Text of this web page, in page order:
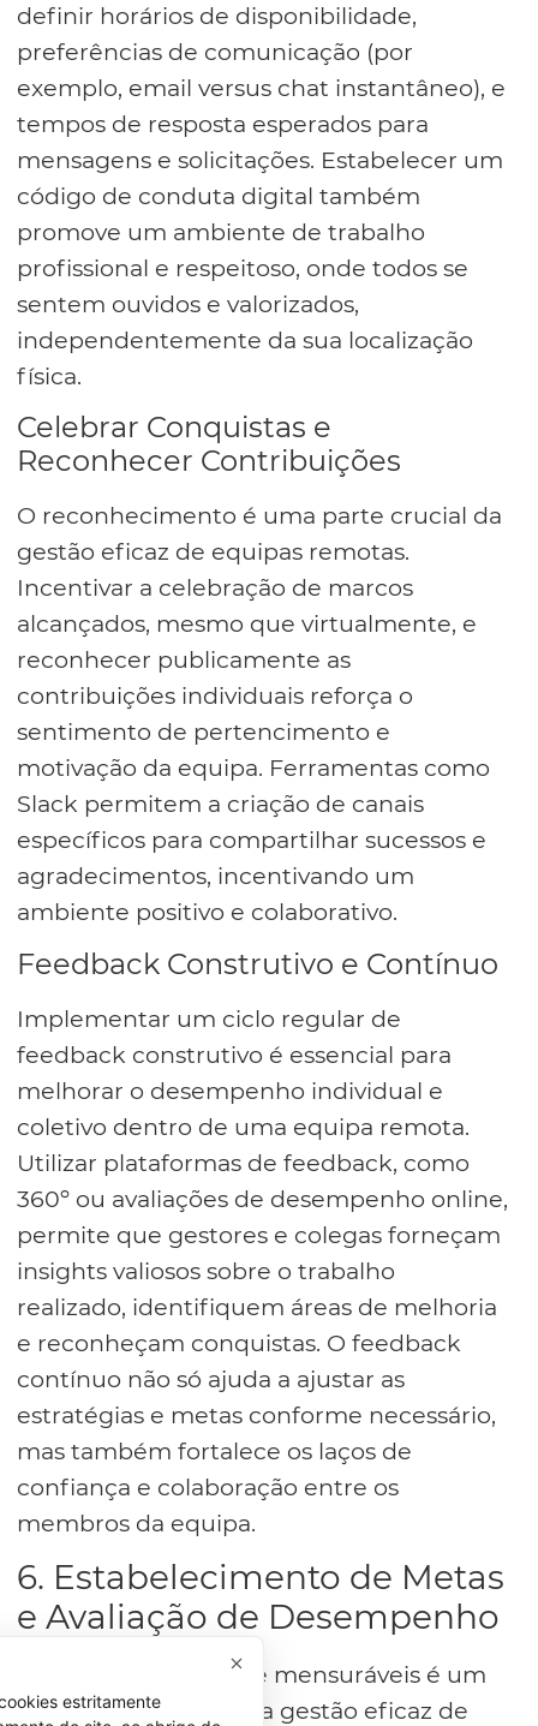
definir horários de disponibilidade,
preferências de comunicação (por
exemplo, email versus chat instantâneo), e
tempos de resposta esperados para
mensagens e solicitações. Estabelecer um
código de conduta digital também
promove um ambiente de trabalho
profissional e respeitoso, onde todos se
sentem ouvidos e valorizados,
independentemente da sua localização
física.
Celebrar Conquistas e
Reconhecer Contribuições
O reconhecimento é uma parte crucial da
gestão eficaz de equipas remotas.
Incentivar a celebração de marcos
alcançados, mesmo que virtualmente, e
reconhecer publicamente as
contribuições individuais reforça o
sentimento de pertencimento e
motivação da equipa. Ferramentas como
Slack permitem a criação de canais
específicos para compartilhar sucessos e
agradecimentos, incentivando um
ambiente positivo e colaborativo.
Feedback Construtivo e Contínuo
Implementar um ciclo regular de
feedback construtivo é essencial para
melhorar o desempenho individual e
coletivo dentro de uma equipa remota.
Utilizar plataformas de feedback, como
360º ou avaliações de desempenho online,
permite que gestores e colegas forneçam
insights valiosos sobre o trabalho
realizado, identifiquem áreas de melhoria
e reconheçam conquistas. O feedback
contínuo não só ajuda a ajustar as
estratégias e metas conforme necessário,
mas também fortalece os laços de
confiança e colaboração entre os
membros da equipa.
6. Estabelecimento de Metas
e Avaliação de Desempenho
Definir metas claras e mensuráveis é um
passo fundamental na gestão eficaz de
estritamente